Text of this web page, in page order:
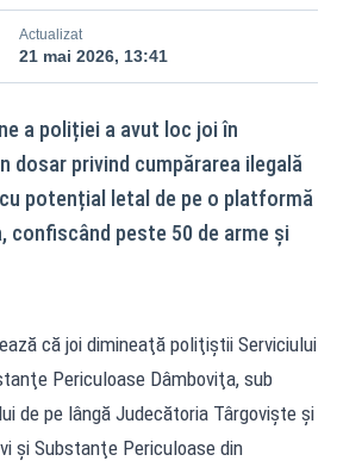
Actualizat
21 mai 2026, 13:41
a poliției a avut loc joi în
dosar privind cumpărarea ilegală
potențial letal de pe o platformă
confiscând peste 50 de arme și
că joi dimineaţă poliţiştii Serviciului
Periculoase Dâmboviţa, sub
de pe lângă Judecătoria Târgovişte şi
şi Substanţe Periculoase din